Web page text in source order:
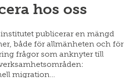
hos oss
publicerar en mängd
både för allmänheten och för
frågor som anknyter till
migration…